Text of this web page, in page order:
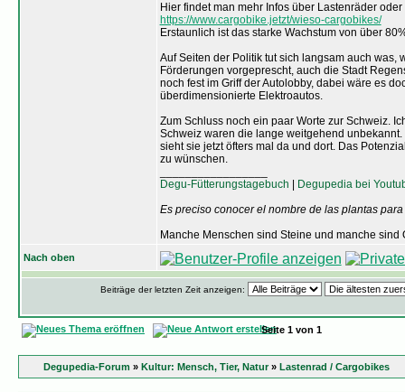
Hier findet man mehr Infos über Lastenräder
https://www.cargobike.jetzt/wieso-cargobikes/
Erstaunlich ist das starke Wachstum von über
Auf Seiten der Politik tut sich langsam auch
Förderungen vorgeprescht, auch die Stadt
noch fest im Griff der Autolobby, dabei wäre es
überdimensionierte Elektroautos.
Zum Schluss noch ein paar Worte zur Schweiz.
Schweiz waren die lange weitgehend
sieht sie jetzt öfters mal da und dort. Das
zu wünschen.
Degu-Fütterungstagebuch
Degupedia bei
Es preciso conocer el nombre de las plantas
Manche Menschen sind Steine und manche sind
Nach oben
Beiträge der letzten Zeit anzeigen:
Seite 1 von 1
Degupedia-Forum » Kultur: Mensch, Tier, Natur» Lastenrad / Cargobikes